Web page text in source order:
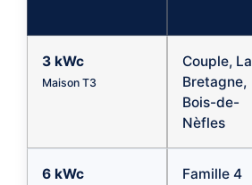
3 kWc
Maison T3
Couple, La
Bretagne,
Bois-de-
Nèfles
6 kWc
Famille 4